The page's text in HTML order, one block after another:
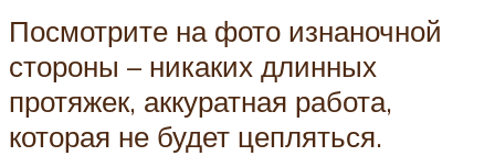
Посмотрите на фото изнаночной
стороны – никаких длинных
протяжек, аккуратная работа,
которая не будет цепляться.